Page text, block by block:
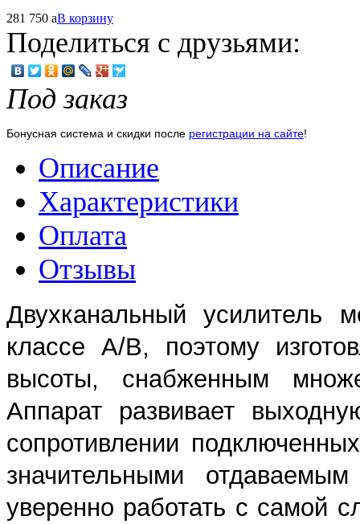
281 750 aВ корзину
Поделиться с друзьями:
Под заказ
Бонусная система и скидки после регистрации на сайте!
Описание
Характеристики
Оплата
Отзывы
Двухканальный усилитель
классе A/B, поэтому
высоты, снабженным
Аппарат развивает
сопротивлении
значительными
уверенно работать с самой